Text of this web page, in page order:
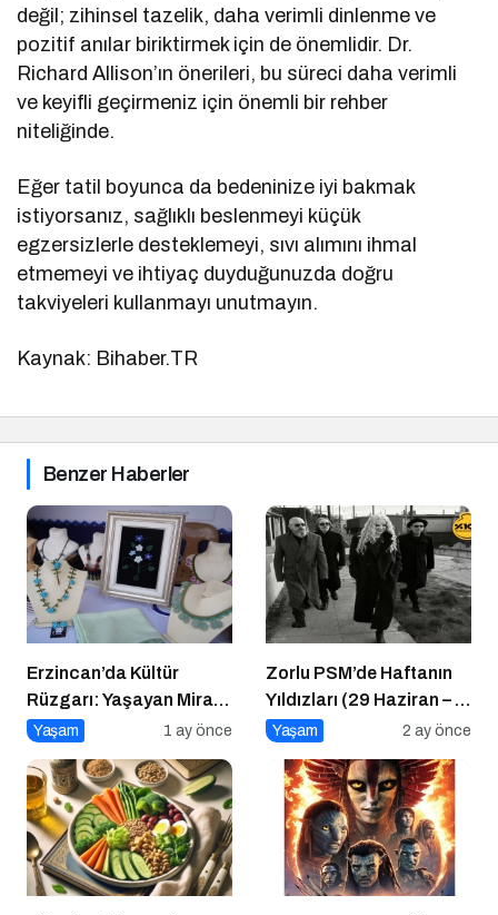
değil; zihinsel tazelik, daha verimli dinlenme ve
pozitif anılar biriktirmek için de önemlidir. Dr.
Richard Allison’ın önerileri, bu süreci daha verimli
ve keyifli geçirmeniz için önemli bir rehber
niteliğinde.
Eğer tatil boyunca da bedeninize iyi bakmak
istiyorsanız, sağlıklı beslenmeyi küçük
egzersizlerle desteklemeyi, sıvı alımını ihmal
etmemeyi ve ihtiyaç duyduğunuzda doğru
takviyeleri kullanmayı unutmayın.
Kaynak: Bihaber.TR
Benzer Haberler
Erzincan’da Kültür
Rüzgarı: Yaşayan Miras
Şöleni Şehre İz Bıraktı
Yaşam 1 ay önce
Zorlu PSM’de Haftanın
Yıldızları (29 Haziran – 5
Temmuz)
Yaşam 2 ay önce